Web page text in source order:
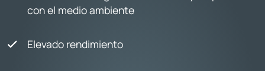
con el medio ambiente
Elevado rendimiento